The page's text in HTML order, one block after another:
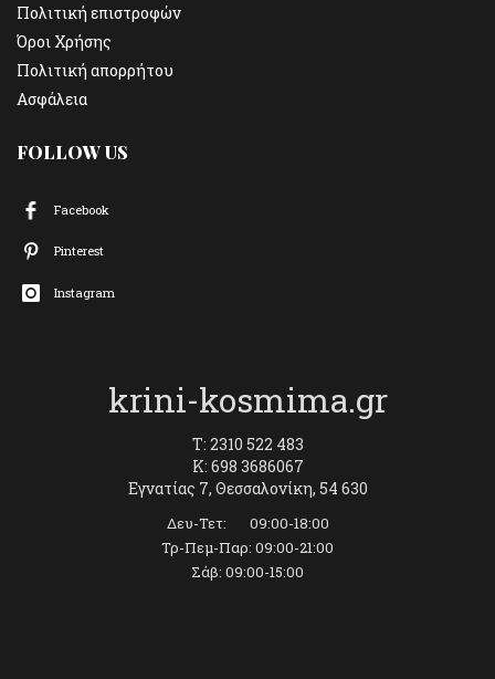
Πολιτική επιστροφών
Όροι Χρήσης
Πολιτική απορρήτου
Ασφάλεια
FOLLOW US
Facebook
Pinterest
Instagram
krini-kosmima.gr
T: 2310 522 483
K: 698 3686067
Εγνατίας 7, Θεσσαλονίκη, 54 630
Δευ-Τετ: 09:00-18:00
Τρ-Πεμ-Παρ: 09:00-21:00
Σάβ: 09:00-15:00